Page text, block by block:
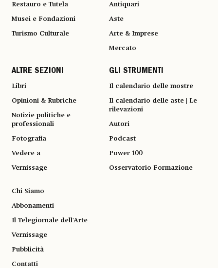
Restauro e Tutela
Musei e Fondazioni
Turismo Culturale
Antiquari
Aste
Arte & Imprese
Mercato
ALTRE SEZIONI
Libri
Opinioni & Rubriche
Notizie politiche e
professionali
Fotografia
Vedere a
Vernissage
GLI STRUMENTI
Il calendario delle mostre
Il calendario delle aste | Le
rilevazioni
Autori
Podcast
Power 100
Osservatorio Formazione
Chi Siamo
Abbonamenti
Il Telegiornale dell'Arte
Vernissage
Pubblicità
Contatti